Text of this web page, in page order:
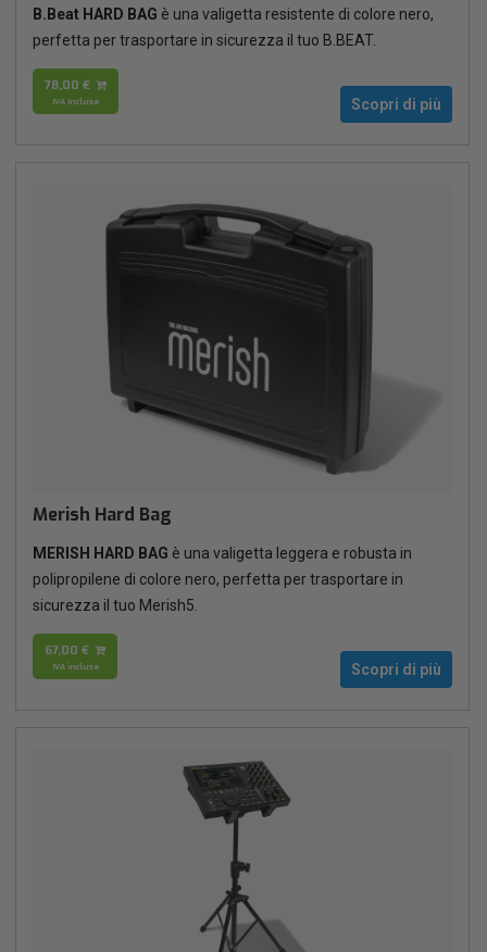
B.Beat HARD BAG è una valigetta resistente di colore nero,
perfetta per trasportare in sicurezza il tuo B.BEAT.
78,00 €
IVA inclusa Scopri di più
Merish Hard Bag
MERISH HARD BAG è una valigetta leggera e robusta in
polipropilene di colore nero, perfetta per trasportare in
sicurezza il tuo Merish5.
67,00 €
IVA inclusa Scopri di più